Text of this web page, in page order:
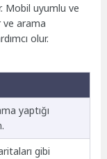
Mobil uyumlu ve
ve arama
olur.
yaptığı
gibi